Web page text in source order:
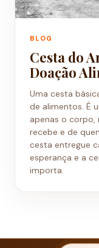
BLOG
Cesta do
Doação
Uma cesta
de alimentos. É
apenas o corpo,
recebe e de
cesta entregue
esperança e a
importa.